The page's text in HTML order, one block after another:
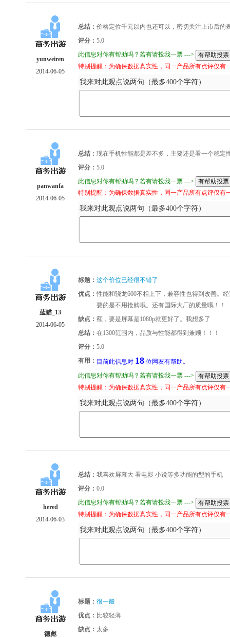
yunweiren
2014-06-05
总结： 价格定位千元以内也还可以，密切关注上市后的
评分： 5.0
此信息对你有帮助吗？若有请投我一票 --->
特别提醒：为确保数据真实性，同一产品所有点评仅有
我来对此观点说两句（最多400个字符）
panwanfa
2014-06-05
总结： 现在手机性能都是差不多，主要还是看一个稳定
评分： 5.0
此信息对你有帮助吗？若有请投我一票 --->
特别提醒：为确保数据真实性，同一产品所有点评仅有
我来对此观点说两句（最多400个字符）
蓝猫_13
2014-06-05
标题： 这个价位已经很不错了
优点： 性能和骁龙600不相上下，兼容性也得到改善。
要的是不用抢购哦。还有国际大厂的质量哦！！
缺点： 额，要是屏幕是1080p就更好了。我想多了
总结： 在1300范围内，品质与性能都得到兼顾！！！
评分： 5.0
有用： 目前此信息对 18 位网友有帮助。
此信息对你有帮助吗？若有请投我一票 --->
特别提醒：为确保数据真实性，同一产品所有点评仅有
我来对此观点说两句（最多400个字符）
hered
2014-06-03
总结： 我喜欢屏幕大 看电影 小说等多功能的型的手机
评分： 0.0
此信息对你有帮助吗？若有请投我一票 --->
特别提醒：为确保数据真实性，同一产品所有点评仅有
我来对此观点说两句（最多400个字符）
德彪
标题： 很一般
优点： 比较轻薄
缺点： 太多